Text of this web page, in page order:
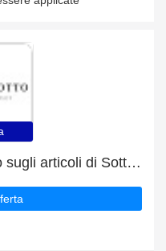
Approfitta del 7% di sconto sugli articoli di Sottosotto